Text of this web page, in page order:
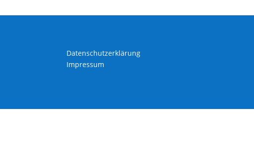
Datenschutzerklärung
Impressum